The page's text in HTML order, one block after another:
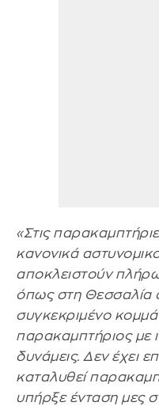
«Στις
κανονικά
αποκλειστούν
όπως στη Θεσσαλία
συγκεκριμένο
παρακαμπτήριος με
δυνάμεις. Δεν έχει
καταλυθεί
υπήρξε ένταση μες